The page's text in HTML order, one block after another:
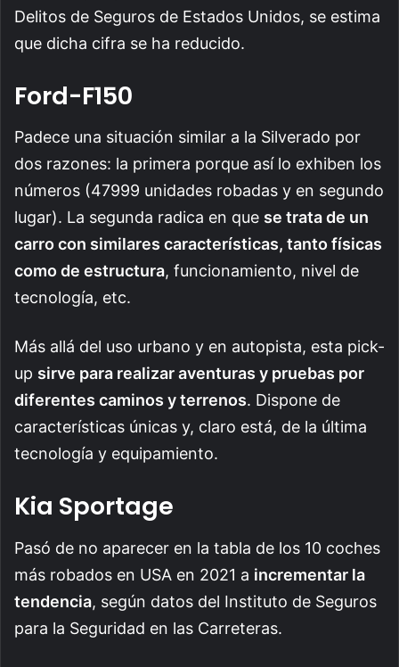
Delitos de Seguros de Estados Unidos, se estima
que dicha cifra se ha reducido.
Ford-F150
Padece una situación similar a la Silverado por
dos razones: la primera porque así lo exhiben los
números (47999 unidades robadas y en segundo
lugar). La segunda radica en que se trata de un
carro con similares características, tanto físicas
como de estructura, funcionamiento, nivel de
tecnología, etc.
Más allá del uso urbano y en autopista, esta pick-
up sirve para realizar aventuras y pruebas por
diferentes caminos y terrenos. Dispone de
características únicas y, claro está, de la última
tecnología y equipamiento.
Kia Sportage
Pasó de no aparecer en la tabla de los 10 coches
más robados en USA en 2021 a incrementar la
tendencia, según datos del Instituto de Seguros
para la Seguridad en las Carreteras.